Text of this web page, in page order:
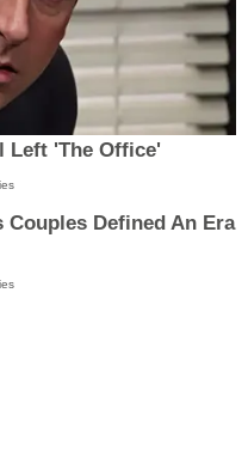
Left 'The Office'
Couples Defined An Era